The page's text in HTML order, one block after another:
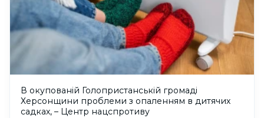
В окупованій Голопристанській громаді
Херсонщини проблеми з опаленням в дитячих
садках, – Центр нацспротиву